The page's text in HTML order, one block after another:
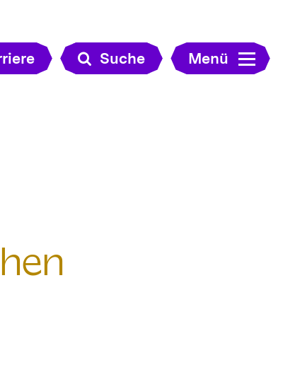
Suche Menü